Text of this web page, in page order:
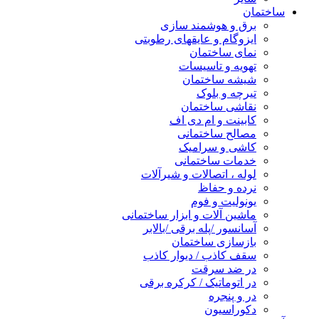
ساختمان
برق و هوشمند سازی
ایزوگام و عایقهای رطوبتی
نمای ساختمان
تهویه و تاسیسات
شیشه ساختمان
تیرچه و بلوک
نقاشی ساختمان
کابینت و ام دی اف
مصالح ساختمانی
کاشی و سرامیک
خدمات ساختمانی
لوله ، اتصالات و شیرآلات
نرده و حفاظ
یونولیت و فوم
ماشین آلات و ابزار ساختمانی
آسانسور /پله برقی /بالابر
بازسازی ساختمان
سقف کاذب / دیوار کاذب
در ضد سرقت
در اتوماتیک / کرکره برقی
در و پنجره
دکوراسیون